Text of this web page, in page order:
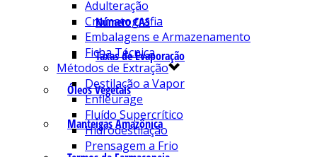
Número CAS
Taxas de Evaporação
Óleos Vegetais
Manteigas Amazônica
Adulteração
Cromatografia
Embalagens e Armazenamento
Ficha Técnica
Métodos de Extração
Destilação a Vapor
Enfleurage
Fluído Supercrítico
Hidrodestilação
Prensagem a Frio